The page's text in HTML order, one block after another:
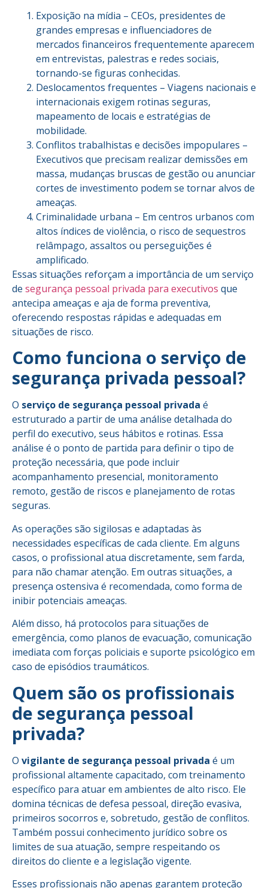
Exposição na mídia – CEOs, presidentes de
grandes empresas e influenciadores de
mercados financeiros frequentemente aparecem
em entrevistas, palestras e redes sociais,
tornando-se figuras conhecidas.
Deslocamentos frequentes – Viagens nacionais e
internacionais exigem rotinas seguras,
mapeamento de locais e estratégias de
mobilidade.
Conflitos trabalhistas e decisões impopulares –
Executivos que precisam realizar demissões em
massa, mudanças bruscas de gestão ou anunciar
cortes de investimento podem se tornar alvos de
ameaças.
Criminalidade urbana – Em centros urbanos com
altos índices de violência, o risco de sequestros
relâmpago, assaltos ou perseguições é
amplificado.
Essas situações reforçam a importância de um serviço
de segurança pessoal privada para executivos que
antecipa ameaças e aja de forma preventiva,
oferecendo respostas rápidas e adequadas em
situações de risco.
Como funciona o serviço de
segurança privada pessoal?
O serviço de segurança pessoal privada é
estruturado a partir de uma análise detalhada do
perfil do executivo, seus hábitos e rotinas. Essa
análise é o ponto de partida para definir o tipo de
proteção necessária, que pode incluir
acompanhamento presencial, monitoramento
remoto, gestão de riscos e planejamento de rotas
seguras.
As operações são sigilosas e adaptadas às
necessidades específicas de cada cliente. Em alguns
casos, o profissional atua discretamente, sem farda,
para não chamar atenção. Em outras situações, a
presença ostensiva é recomendada, como forma de
inibir potenciais ameaças.
Além disso, há protocolos para situações de
emergência, como planos de evacuação, comunicação
imediata com forças policiais e suporte psicológico em
caso de episódios traumáticos.
Quem são os profissionais
de segurança pessoal
privada?
O vigilante de segurança pessoal privada é um
profissional altamente capacitado, com treinamento
específico para atuar em ambientes de alto risco. Ele
domina técnicas de defesa pessoal, direção evasiva,
primeiros socorros e, sobretudo, gestão de conflitos.
Também possui conhecimento jurídico sobre os
limites de sua atuação, sempre respeitando os
direitos do cliente e a legislação vigente.
Esses profissionais não apenas garantem proteção